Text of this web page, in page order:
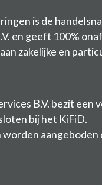
is de
en geeft 100%
zakelijke en
B.V. bezit een
bij het KiFiD.
aangeboden